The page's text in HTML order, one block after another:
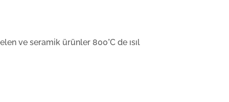
ve seramik ürünler 800°C de ısıl